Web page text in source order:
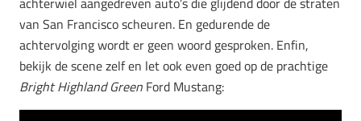
van San Francisco scheuren. En gedurende de
achtervolging wordt er geen woord gesproken. Enfin,
bekijk de scene zelf en let ook even goed op de prachtige
Bright Highland Green Ford Mustang: